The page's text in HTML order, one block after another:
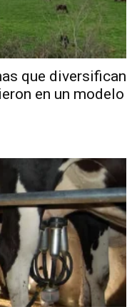
que diversifican
en un modelo